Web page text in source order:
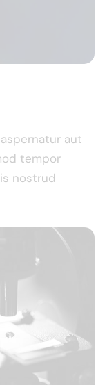
aut
tempor
nostrud